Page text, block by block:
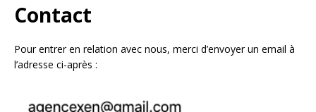
Contact
Pour entrer en relation avec nous, merci d’envoyer un email à
l’adresse ci-après :